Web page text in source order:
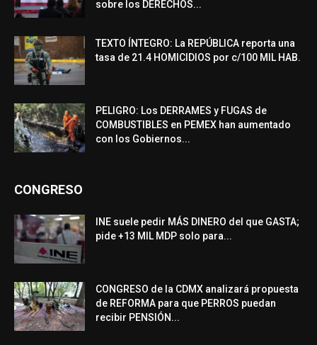
sobre los DERECHOS...
TEXTO ÍNTEGRO: La REPÚBLICA reporta una
tasa de 21.4 HOMICIDIOS por c/100 MIL HAB.
PELIGRO: Los DERRAMES y FUGAS de
COMBUSTIBLES en PEMEX han aumentado
con los Gobiernos...
CONGRESO
INE suele pedir MÁS DINERO del que GASTA;
pide +13 MIL MDP solo para...
CONGRESO de la CDMX analizará propuesta
de REFORMA para que PERROS puedan
recibir PENSIÓN...